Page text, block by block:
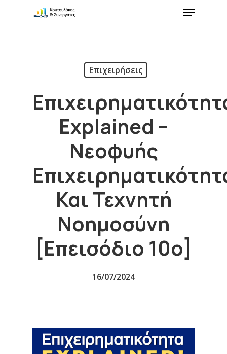
Επιχειρήσεις
Explained –
Νεοφυής
Και Τεχνητή
Νοημοσύνη
[Επεισόδιο 10ο]
16/07/2024